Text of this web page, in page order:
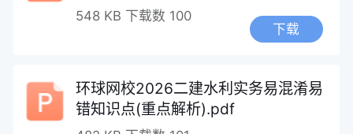
548 KB 下载数 100
下载
环球网校2026二建水利实务易混淆易
错知识点(重点解析).pdf